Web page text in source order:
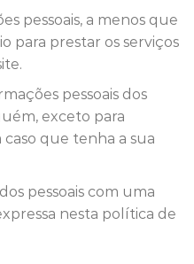
pessoais, a menos que
para prestar os serviços
pessoais dos
exceto para
que tenha a sua
pessoais com uma
nesta política de